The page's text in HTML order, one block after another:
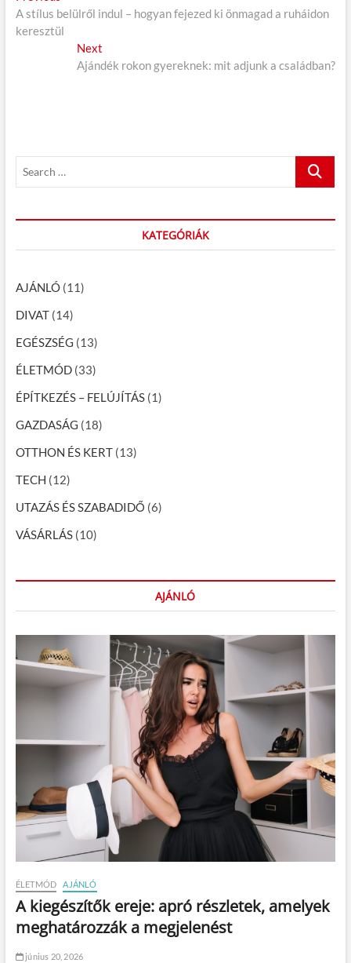
e
z
é
n
a
v
i
g
á
c
i
ó
r
e
t
A stílus belülről indul – hogyan fejezed ki önmagad a ruháidon
keresztül
Next
e
:
Ajándék rokon gyereknek: mit adjunk a családban?
r
h
KATEGÓRIÁK
AJÁNLÓ(11)
DIVAT(14)
EGÉSZSÉG (13)
ÉLETMÓD(33)
ÉPÍTKEZÉS – FELÚJÍTÁS(1)
GAZDASÁG (18)
OTTHON ÉS KERT(13)
TECH (12)
UTAZÁS ÉS SZABADIDŐ (6)
VÁSÁRLÁS(10)
AJÁNLÓ
ÉLETMÓD AJÁNLÓ
A kiegészítők ereje: apró részletek, amelyek
meghatározzák a megjelenést
június 20, 2026